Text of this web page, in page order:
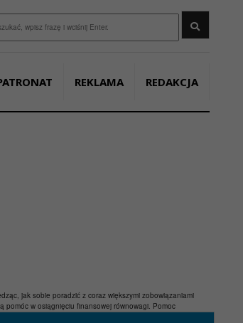
REKLAMA REDAKCJA
jak sobie poradzić z coraz większymi zobowiązaniami
pomóc w osiągnięciu finansowej równowagi. Pomoc